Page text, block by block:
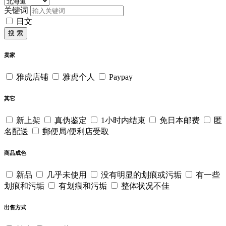
关键词
日文
搜 索
卖家
雅虎店铺 雅虎个人 Paypay
其它
新上架 真伪鉴定 1小时内结束 免日本邮费
匿
名配送
郵便局/便利店受取
商品成色
新品 几乎未使用 没有明显的划痕或污垢
有一些
划痕和污垢
有划痕和污垢 整体状况不佳
出售方式